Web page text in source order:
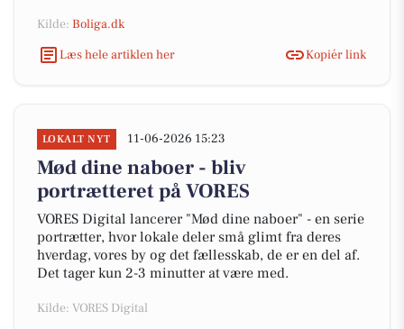
Kilde: Boliga.dk
Læs hele artiklen her
Kopiér link
LOKALT NYT 11-06-2026 15:23
Mød dine naboer - bliv
portrætteret på VORES
VORES Digital lancerer "Mød dine naboer" - en serie
portrætter, hvor lokale deler små glimt fra deres
hverdag, vores by og det fællesskab, de er en del af.
Det tager kun 2-3 minutter at være med.
Kilde: VORES Digital